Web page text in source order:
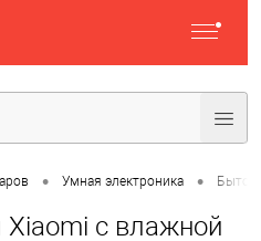
• Умная электроника •
с влажной